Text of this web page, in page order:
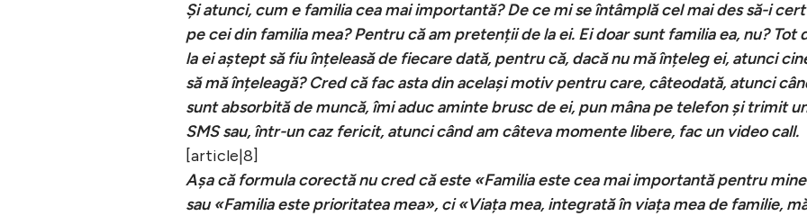
Și atunci, cum e familia cea mai importantă? De ce mi se întâmplă cel mai des să-i cert
pe cei din familia mea? Pentru că am pretenții de la ei. Ei doar sunt familia ea, nu? Tot
la ei aștept să fiu înțeleasă de fiecare dată, pentru că, dacă nu mă înțeleg ei, atunci
să mă înțeleagă? Cred că fac asta din același motiv pentru care, câteodată, atunci
sunt absorbită de muncă, îmi aduc aminte brusc de ei, pun mâna pe telefon și trimit
SMS sau, într-un caz fericit, atunci când am câteva momente libere, fac un video call.
[article|8]
Așa că formula corectă nu cred că este «Familia este cea mai importantă pentru
sau «Familia este prioritatea mea», ci «Viața mea, integrată în viața mea de familie,